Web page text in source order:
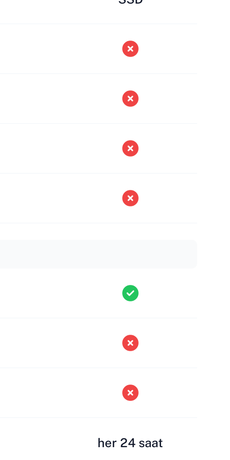
her 24 saat